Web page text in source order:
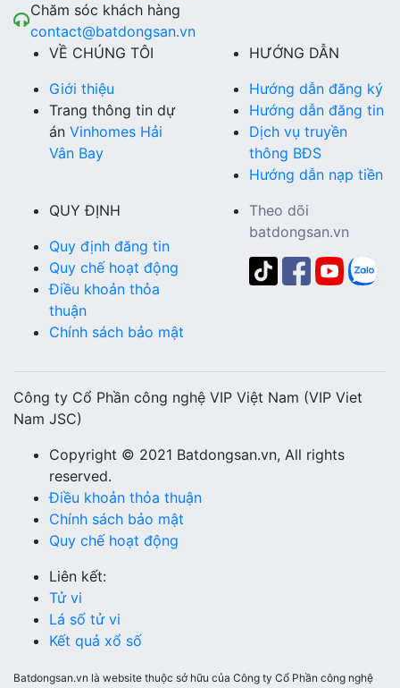
Chăm sóc khách hàng
contact@batdongsan.vn
VỀ CHÚNG TÔI
Giới thiệu
Trang thông tin dự
án Vinhomes Hải
Vân Bay
HƯỚNG DẪN
Hướng dẫn đăng ký
Hướng dẫn đăng tin
Dịch vụ truyền
thông BĐS
Hướng dẫn nạp tiền
QUY ĐỊNH
Quy định đăng tin
Quy chế hoạt động
Điều khoản thỏa
thuận
Chính sách bảo mật
Theo dõi
batdongsan.vn
Công ty Cổ Phần công nghệ VIP Việt Nam (VIP Viet
Nam JSC)
Copyright © 2021 Batdongsan.vn, All rights
reserved.
Điều khoản thỏa thuận
Chính sách bảo mật
Quy chế hoạt động
Liên kết:
Tử vi
Lá số tử vi
Kết quả xổ số
Batdongsan.vn là website thuộc sở hữu của Công ty Cổ Phần công nghệ